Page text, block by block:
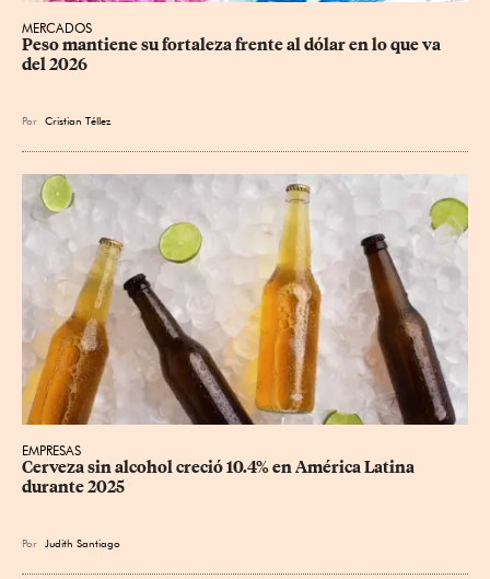
MERCADOS
Peso mantiene su fortaleza frente al dólar en lo que va
del 2026
Por Cristian Téllez
EMPRESAS
Cerveza sin alcohol creció 10.4% en América Latina
durante 2025
Por Judith Santiago